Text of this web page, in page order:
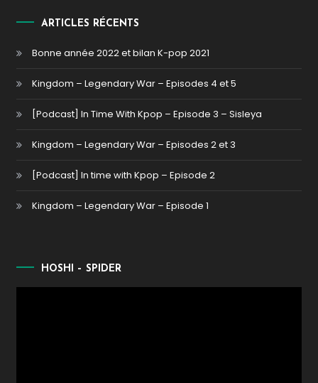
ARTICLES RÉCENTS
Bonne année 2022 et bilan K-pop 2021
Kingdom – Legendary War – Episodes 4 et 5
[Podcast] In Time With Kpop – Episode 3 – Sisleya
Kingdom – Legendary War – Episodes 2 et 3
[Podcast] In time with Kpop – Episode 2
Kingdom – Legendary War – Episode 1
HOSHI – SPIDER